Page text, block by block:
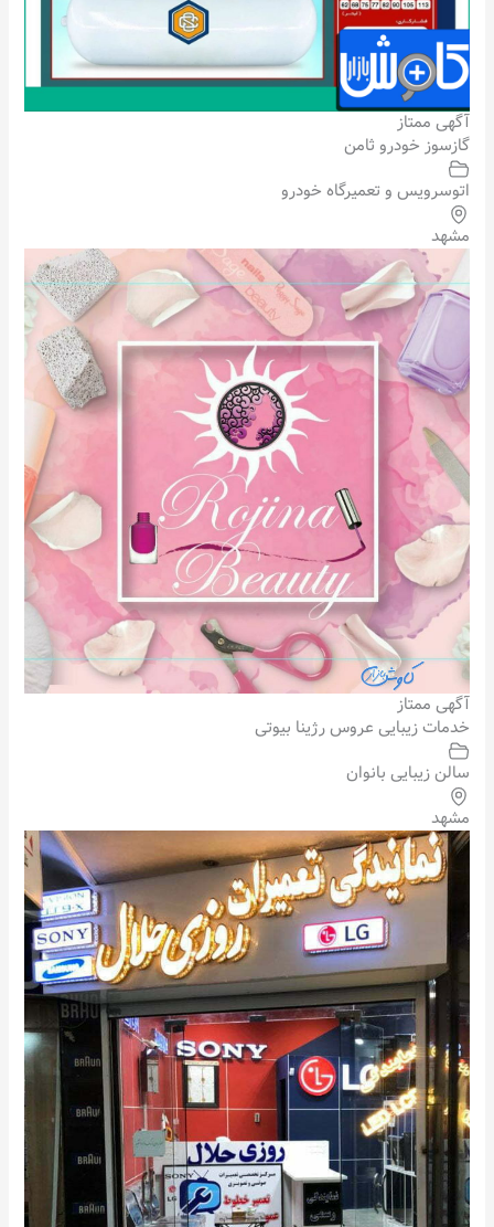
آگهی ممتاز
گازسوز خودرو ثامن
اتوسرویس و تعمیرگاه خودرو
مشهد
آگهی ممتاز
خدمات زیبایی عروس رژینا بیوتی
سالن زیبایی بانوان
مشهد